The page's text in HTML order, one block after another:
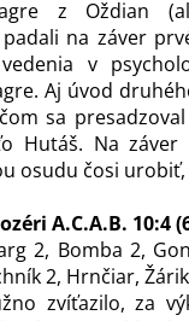
z Oždian
na záver
v
Aj úvod
sa
Hutáš. Na záver
osudu čosi urobiť,
A.C.A.B. 10:4
2, Bomba 2,
2, Hrnčiar, Žárik
zvíťazilo, za